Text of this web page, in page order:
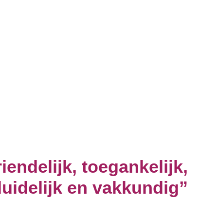
toegankelijk,
en vakkundig”